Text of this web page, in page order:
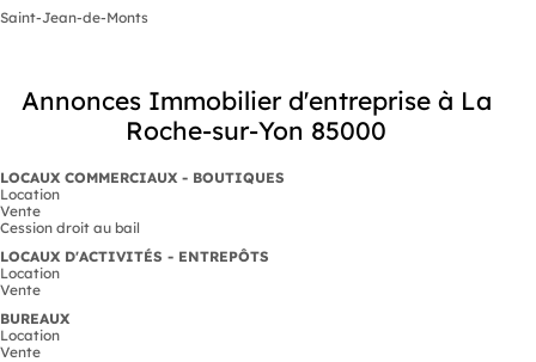
Saint-Jean-de-Monts
Annonces Immobilier d'entreprise à La
Roche-sur-Yon 85000
LOCAUX COMMERCIAUX - BOUTIQUES
Location
Vente
Cession droit au bail
LOCAUX D'ACTIVITÉS - ENTREPÔTS
Location
Vente
BUREAUX
Location
Vente